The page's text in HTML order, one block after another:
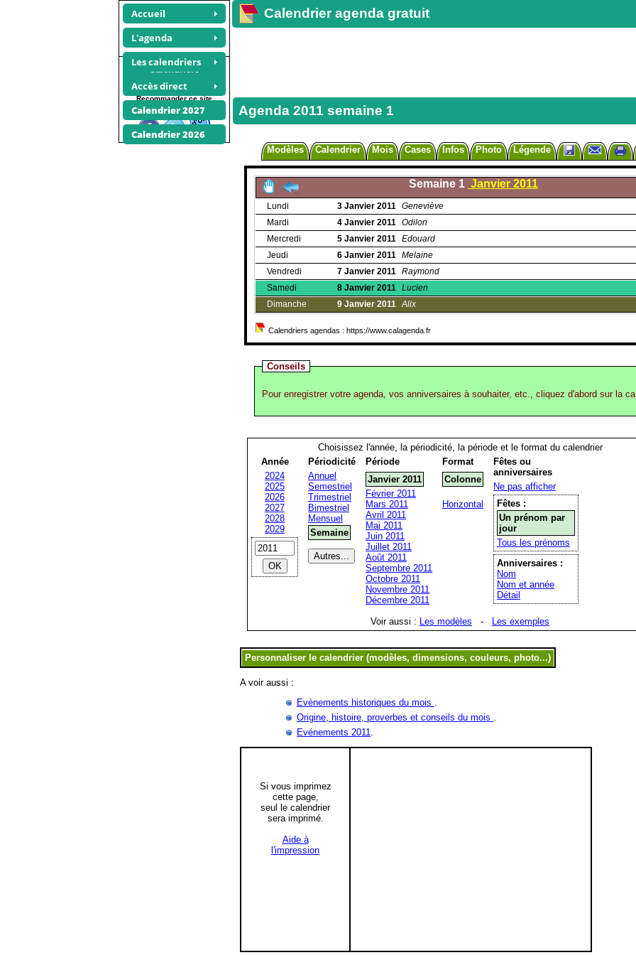
Accueil
L'agenda
Les calendriers
Accès direct
Calendrier 2027
Calendrier 2026
Calendrier agenda gratuit
Agenda 2011 semaine 1
Modèles Calendrier Mois Cases Infos Photo Légende
Semaine 1 Janvier 2011
Lundi 3 Janvier 2011 Geneviève
Mardi
4 Janvier 2011 Odilon
Mercredi
5 Janvier 2011 Edouard
Jeudi
6 Janvier 2011 Melaine
Vendredi
7 Janvier 2011 Raymond
Samedi
8 Janvier 2011 Lucien
Dimanche
9 Janvier 2011 Alix
Calendriers agendas : https://www.calagenda.fr
Conseils
Pour enregistrer votre agenda, vos anniversaires à souhaiter, etc., cliquez d'abord sur la
Choisissez l'année, la périodicité, la période et le format du calendrier
Année
2024
2025
2026
2027
2028
2029
Périodicité
Annuel
Semestriel
Trimestriel
Bimestriel
Mensuel
Semaine
Période
Janvier 2011
Février 2011
Mars 2011
Avril 2011
Mai 2011
Juin 2011
Juillet 2011
Août 2011
Septembre 2011
Octobre 2011
Novembre 2011
Décembre 2011
Format
Colonne
Horizontal
Fêtes ou
anniversaires
Ne pas afficher
Fêtes :
Un prénom par
jour
Tous les prénoms
Anniversaires :
Nom
Nom et année
Détail
Voir aussi : Les modèles - Les exemples
A voir aussi :
Evènements historiques du mois .
Origine, histoire, proverbes et conseils du mois .
Evénements 2011.
Si vous imprimez
cette page,
seul le calendrier
sera imprimé.
Aide à
l'impression
Calendriers
photos
Recommander ce site